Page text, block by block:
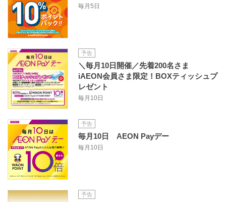
毎月5日
予告
＼毎月10日開催／先着200名さま
iAEON会員さま限定！BOXティッシュプ
レゼント
毎月10日
予告
毎月10日 AEON Payデー
毎月10日
予告